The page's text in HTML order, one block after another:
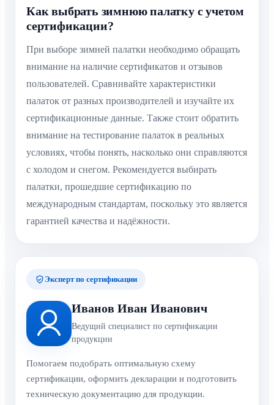
Как выбрать зимнюю палатку с учетом
сертификации?
При выборе зимней палатки необходимо обращать
внимание на наличие сертификатов и отзывов
пользователей. Сравнивайте характеристики
палаток от разных производителей и изучайте их
сертификационные данные. Также стоит обратить
внимание на тестирование палаток в реальных
условиях, чтобы понять, насколько они справляются
с холодом и снегом. Рекомендуется выбирать
палатки, прошедшие сертификацию по
международным стандартам, поскольку это является
гарантией качества и надёжности.
Эксперт по сертификации
Иванов Иван Иванович
Ведущий специалист по сертификации
продукции
Помогаем подобрать оптимальную схему
сертификации, оформить декларации и подготовить
техническую документацию для продукции.